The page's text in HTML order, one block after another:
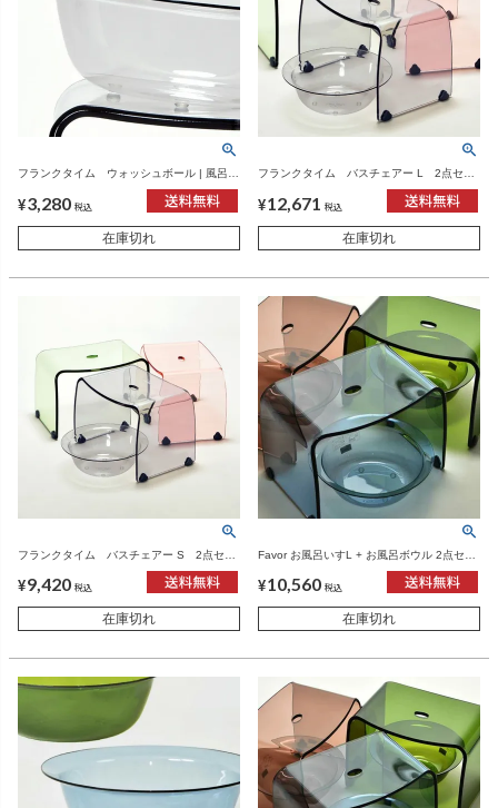
フランクタイム ウォッシュボール | 風呂
¥3,280 税込
在庫切れ
フランクタイム バスチェアー L 2点セッ
¥12,671 税込
在庫切れ
フランクタイム バスチェアー S 2点セッ
¥9,420 税込
在庫切れ
Favor お風呂いすL + お風呂ボウル 2点セッ
¥10,560 税込
在庫切れ